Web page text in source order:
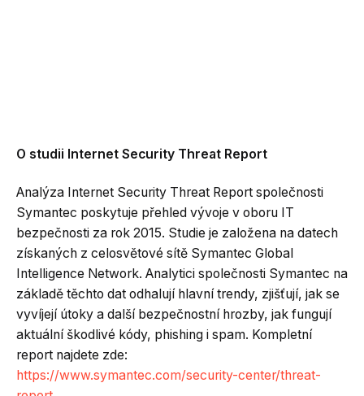
O studii Internet Security Threat Report
Analýza Internet Security Threat Report společnosti
Symantec poskytuje přehled vývoje v oboru IT
bezpečnosti za rok 2015. Studie je založena na datech
získaných z celosvětové sítě Symantec Global
Intelligence Network. Analytici společnosti Symantec na
základě těchto dat odhalují hlavní trendy, zjišťují, jak se
vyvíjejí útoky a další bezpečnostní hrozby, jak fungují
aktuální škodlivé kódy, phishing i spam. Kompletní
report najdete zde:
https://www.symantec.com/security-center/threat-